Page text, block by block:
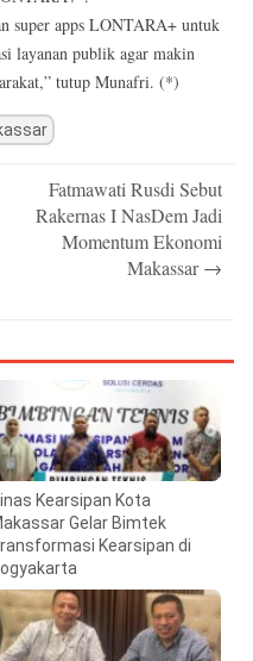
super apps LONTARA+ untuk
layanan publik agar makin
tutup Munafri. (*)
Fatmawati Rusdi Sebut
Rakernas I NasDem Jadi
Momentum Ekonomi
Makassar→
Kearsipan Kota
Gelar Bimtek
Kearsipan di